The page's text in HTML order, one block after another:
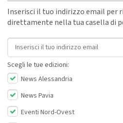
Inserisci il tuo indirizzo email per
direttamente nella tua casella di
Indirizzo email
Scegli le tue edizioni:
News Alessandria
News Pavia
Eventi Nord-Ovest